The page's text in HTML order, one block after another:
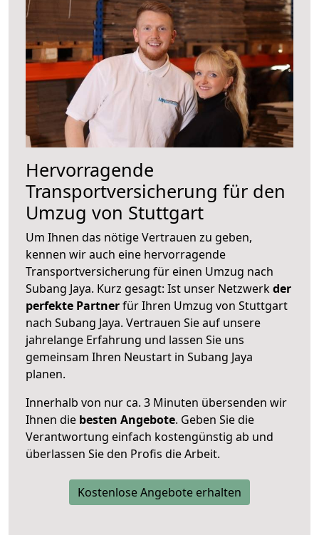
Hervorragende
Transportversicherung für den
Umzug von Stuttgart
Um Ihnen das nötige Vertrauen zu geben,
kennen wir auch eine hervorragende
Transportversicherung für einen Umzug nach
Subang Jaya. Kurz gesagt: Ist unser Netzwerkder
perfekte Partnerfür Ihren Umzug von Stuttgart
nach Subang Jaya. Vertrauen Sie auf unsere
jahrelange Erfahrung und lassen Sie uns
gemeinsam Ihren Neustart in Subang Jaya
planen.
Innerhalb von nur ca. 3 Minuten übersenden wir
Ihnen die besten Angebote. Geben Sie die
Verantwortung einfach kostengünstig ab und
überlassen Sie den Profis die Arbeit.
Kostenlose Angebote erhalten